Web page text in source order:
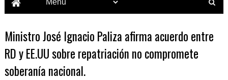
Ministro José Ignacio Paliza afirma acuerdo entre
RD y EE.UU sobre repatriación no compromete
soberanía nacional.